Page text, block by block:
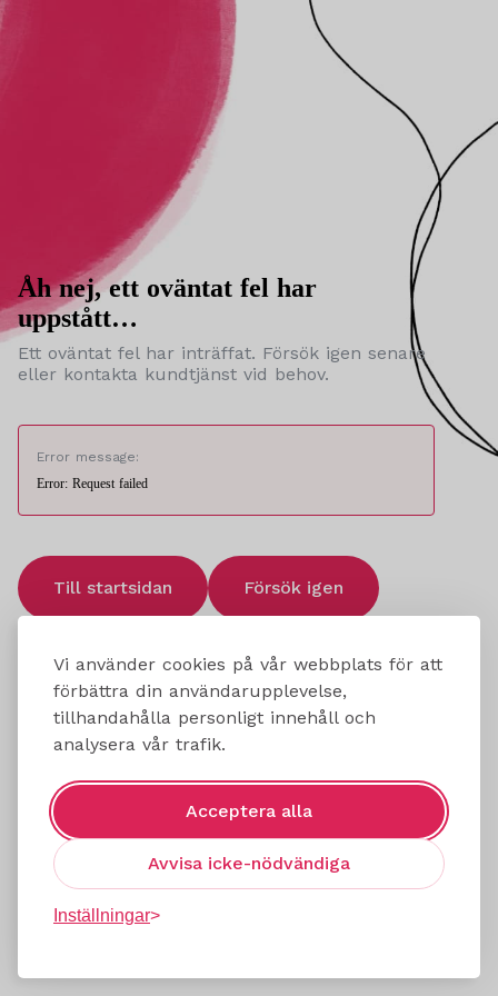
Vi använder cookies på vår webbplats för att
förbättra din användarupplevelse,
tillhandahålla personligt innehåll och
analysera vår trafik.
Acceptera alla
Avvisa icke-nödvändiga
Inställningar
Åh nej, ett oväntat fel har
uppstått…
Ett oväntat fel har inträffat. Försök igen senare
eller kontakta kundtjänst vid behov.
Error message:
Error: Request failed
Till startsidan Försök igen